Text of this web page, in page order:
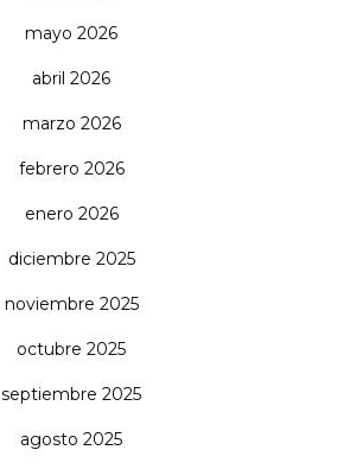
mayo 2026
abril 2026
marzo 2026
febrero 2026
enero 2026
diciembre 2025
noviembre 2025
octubre 2025
septiembre 2025
agosto 2025